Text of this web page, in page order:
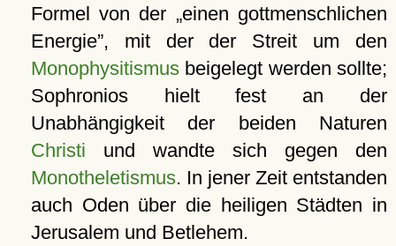
Formel von der
einen gottmenschlichen
Energie , mit der der Streit um den
Monophysitismusbeigelegt werden sollte;
Sophronios hielt fest an der
Unabhängigkeit der beiden Naturen
Christi und wandte sich gegen den
Monotheletismus. In jener Zeit entstanden
auch Oden über die heiligen Städten in
Jerusalem und Betlehem.